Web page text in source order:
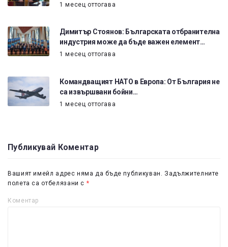
1 месец оттогава
Димитър Стоянов: Българската отбранителна
индустрия може да бъде важен елемент…
1 месец оттогава
Командващият НАТО в Европа: От България не
са извършвани бойни…
1 месец оттогава
Публикувай Коментар
Вашият имейл адрес няма да бъде публикуван. Задължителните
полета са отбелязани с *
Коментар